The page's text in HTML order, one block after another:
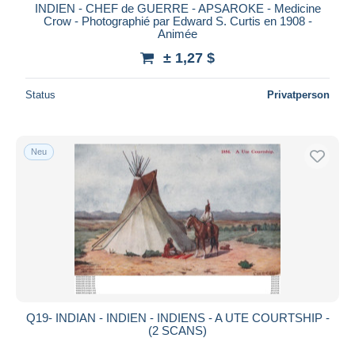
INDIEN - CHEF de GUERRE - APSAROKE - Medicine
Crow - Photographié par Edward S. Curtis en 1908 -
Animée
± 1,27 $
Status Privatperson
Neu
Q19- INDIAN - INDIEN - INDIENS - A UTE COURTSHIP -
(2 SCANS)